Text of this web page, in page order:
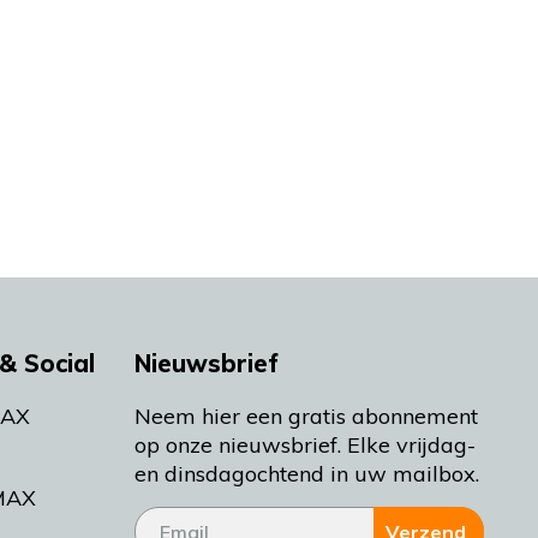
Social Nieuwsbrief
Neem hier een gratis abonnement
op onze nieuwsbrief. Elke vrijdag-
en dinsdagochtend in uw mailbox.
Verzend